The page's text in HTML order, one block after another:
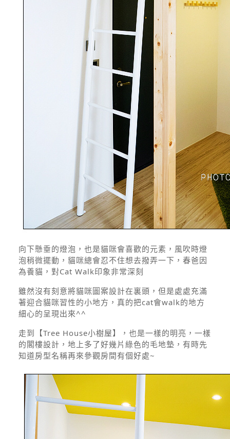
向下懸垂的燈泡，也是貓咪會喜歡的元素，風吹時燈
泡稍微擺動，貓咪總會忍不住想去撥弄一下，春爸因
為養貓，對Cat Walk印象非常深刻
雖然沒有刻意將貓咪圖案設計在裏頭，但是處處充滿
著迎合貓咪習性的小地方，真的把cat會walk的地方
細心的呈現出來^^
走到【Tree House小樹屋】，也是一樣的明亮，一樣
的閣樓設計，地上多了好幾片綠色的毛地墊，有時先
知道房型名稱再來參觀房間有個好處~